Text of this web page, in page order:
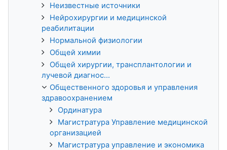
Неизвестные источники
Нейрохирургии и медицинской
реабилитации
Нормальной физиологии
Общей химии
Общей хирургии, трансплантологии и
лучевой диагнос...
Общественного здоровья и управления
здравоохранением
Ординатура
Магистратура Управление медицинской
организацией
Магистратура управление и экономика